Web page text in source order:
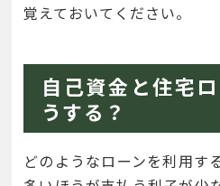
覚えておいてください。
自己資金と住宅
うする？
どのようなローンを利用す